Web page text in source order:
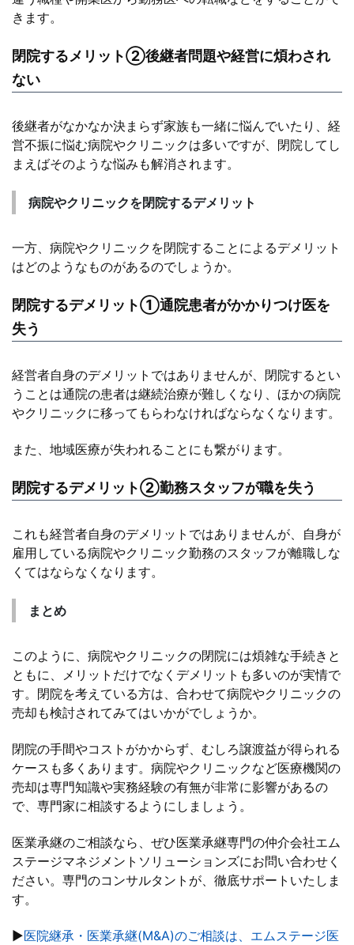
きます。
閉院するメリット②後継者問題や経営に煩わされ
ない
後継者がなかなか決まらず家族も一緒に悩んでいたり、経
営不振に悩む病院やクリニックは多いですが、閉院してし
まえばそのような悩みも解消されます。
病院やクリニックを閉院するデメリット
一方、病院やクリニックを閉院することによるデメリット
はどのようなものがあるのでしょうか。
閉院するデメリット①通院患者がかかりつけ医を
失う
経営者自身のデメリットではありませんが、閉院するとい
うことは通院の患者は継続治療が難しくなり、ほかの病院
やクリニックに移ってもらわなければならなくなります。
また、地域医療が失われることにも繋がります。
閉院するデメリット②勤務スタッフが職を失う
これも経営者自身のデメリットではありませんが、自身が
雇用している病院やクリニック勤務のスタッフが離職しな
くてはならなくなります。
まとめ
このように、病院やクリニックの閉院には煩雑な手続きと
ともに、メリットだけでなくデメリットも多いのが実情で
す。閉院を考えている方は、合わせて病院やクリニックの
売却も検討されてみてはいかがでしょうか。
閉院の手間やコストがかからず、むしろ譲渡益が得られる
ケースも多くあります。病院やクリニックなど医療機関の
売却は専門知識や実務経験の有無が非常に影響があるの
で、専門家に相談するようにしましょう。
医業承継のご相談なら、ぜひ医業承継専門の仲介会社エム
ステージマネジメントソリューションズにお問い合わせく
ださい。専門のコンサルタントが、徹底サポートいたしま
す。
▶医院継承・医業承継(M&A)のご相談は、エムステージ医